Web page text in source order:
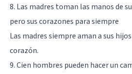
8. Las madres toman las manos de
pero sus corazones para siempre
Las madres siempre aman a sus
corazón.
9. Cien hombres pueden hacer un